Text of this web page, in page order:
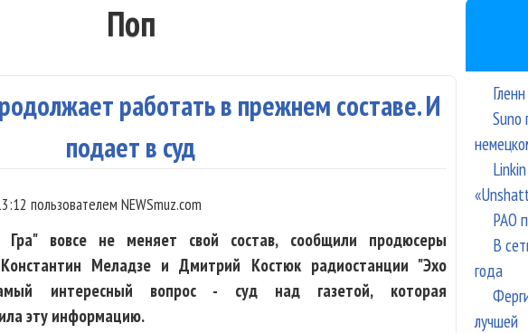
Поп
работать в прежнем составе. И
подает в суд
пользователем NEWSmuz.com
Гра" вовсе не меняет свой состав, сообщили продюсеры
Константин Меладзе и Дмитрий Костюк радиостанции "Эхо
интересный вопрос - суд над газетой, которая
эту информацию.
Suno
РАО
В
года
лучшей